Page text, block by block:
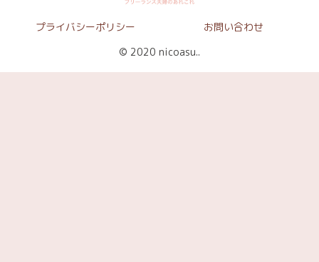
プライバシーポリシー
お問い合わせ
© 2020 nicoasu..